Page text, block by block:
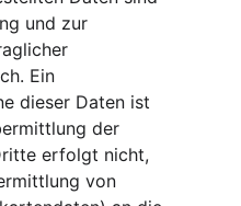
und zur
Ein
dieser Daten ist
der
erfolgt nicht,
von